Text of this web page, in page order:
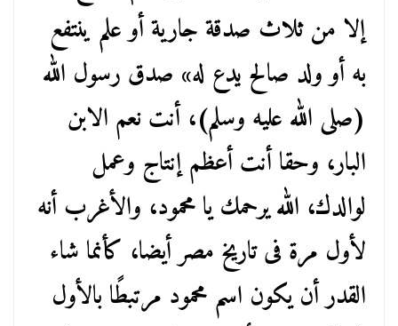
إلا من ثلاث صدقة جارية أو علم ينتفع
به أو ولد صالح يدع له» صدق رسول الله
(صلى الله عليه وسلم)، أنت نعم الابن
البار، وحقا أنت أعظم إنتاج وعمل
لوالدك، الله يرحمك يا محمود، والأغرب أنه
لأول مرة فى تاريخ مصر أيضا، كأنما شاء
القدر أن يكون اسم محمود مرتبطًا بالأول